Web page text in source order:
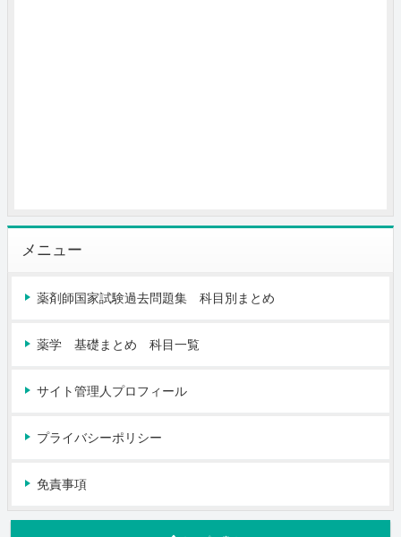
メニュー
薬剤師国家試験過去問題集 科目別まとめ
薬学 基礎まとめ 科目一覧
サイト管理人プロフィール
プライバシーポリシー
免責事項